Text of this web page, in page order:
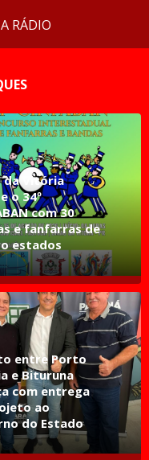
RÁDIO
da Vitória
o 34º
com 30
e fanfarras de
estados
entre Porto
e Bituruna
com entrega
ao
do Estado